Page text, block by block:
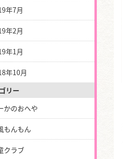
年7月
年2月
年1月
年10月
リー
かのおへや
もんもん
クラブ